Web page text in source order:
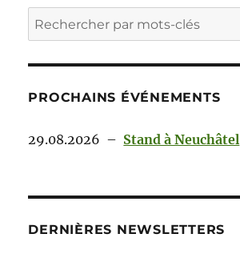
PROCHAINS ÉVÉNEMENTS
29.08.2026 – Stand à Neuchâtel
DERNIÈRES NEWSLETTERS